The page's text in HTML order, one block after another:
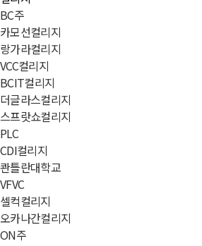
BC주
카모선컬리지
랑가라컬리지
VCC컬리지
BCIT컬리지
더글라스컬리지
스프랏쇼컬리지
PLC
CDI컬리지
콴틀란대학교
VFVC
셀컥컬리지
오카나간컬리지
ON주